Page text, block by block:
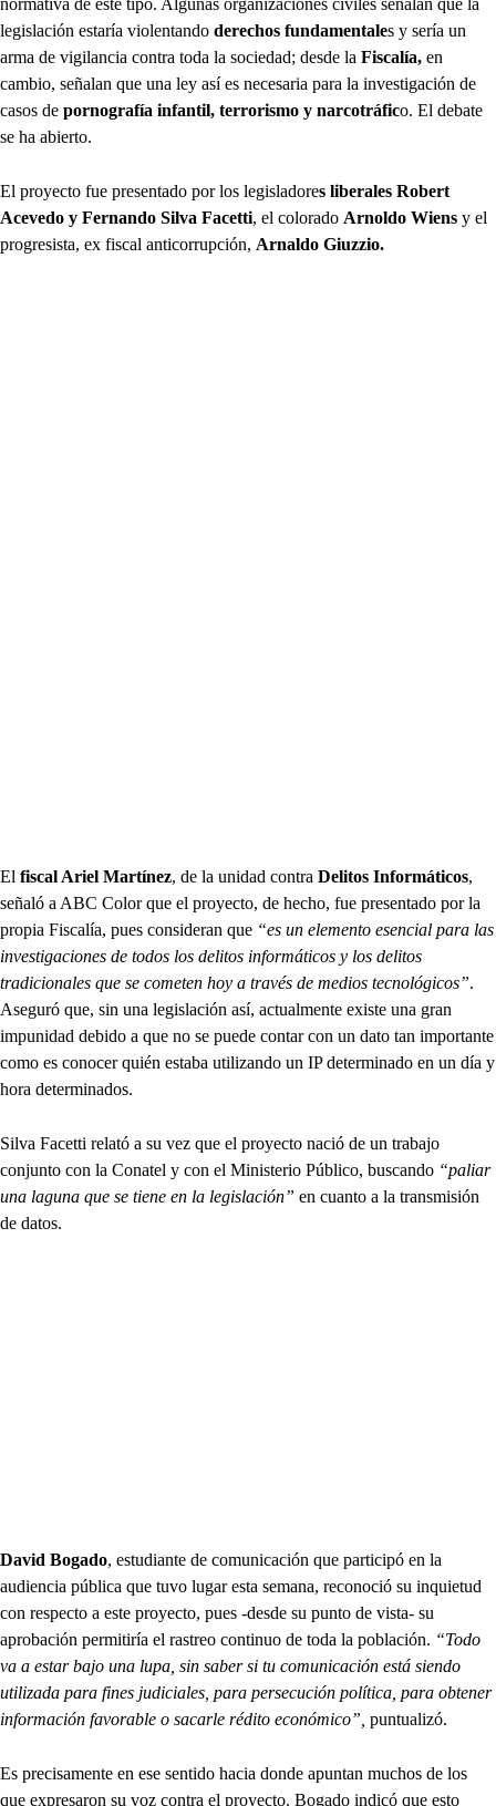
legislación estaría violentando derechos fundamentales y sería un
arma de vigilancia contra toda la sociedad; desde la Fiscalía, en
cambio, señalan que una ley así es necesaria para la investigación de
casos de pornografía infantil, terrorismo y narcotráfico. El debate
se ha abierto.
El proyecto fue presentado por los legisladores liberales Robert
Acevedo y Fernando Silva Facetti, el colorado Arnoldo Wiens y el
progresista, ex fiscal anticorrupción, Arnaldo Giuzzio.
El fiscal Ariel Martínez, de la unidad contra Delitos Informáticos,
señaló a ABC Color que el proyecto, de hecho, fue presentado por la
propia Fiscalía, pues consideran que “es un elemento esencial para las
investigaciones de todos los delitos informáticos y los delitos
tradicionales que se cometen hoy a través de medios tecnológicos”.
Aseguró que, sin una legislación así, actualmente existe una gran
impunidad debido a que no se puede contar con un dato tan importante
como es conocer quién estaba utilizando un IP determinado en un día y
hora determinados.
Silva Facetti relató a su vez que el proyecto nació de un trabajo
conjunto con la Conatel y con el Ministerio Público, buscando “paliar
una laguna que se tiene en la legislación” en cuanto a la transmisión
de datos.
David Bogado, estudiante de comunicación que participó en la
audiencia pública que tuvo lugar esta semana, reconoció su inquietud
con respecto a este proyecto, pues -desde su punto de vista- su
aprobación permitiría el rastreo continuo de toda la población. “Todo
va a estar bajo una lupa, sin saber si tu comunicación está siendo
utilizada para fines judiciales, para persecución política, para obtener
información favorable o sacarle rédito económico”, puntualizó.
Es precisamente en ese sentido hacia donde apuntan muchos de los
que expresaron su voz contra el proyecto. Bogado indicó que esto